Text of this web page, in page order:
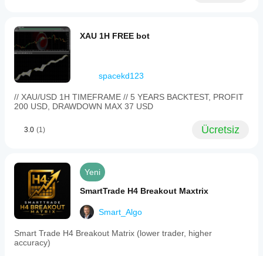
XAU 1H FREE bot
spacekd123
// XAU/USD 1H TIMEFRAME // 5 YEARS BACKTEST, PROFIT
200 USD, DRAWDOWN MAX 37 USD
3.0 (1) Ücretsiz
Yeni
SmartTrade H4 Breakout Maxtrix
Smart_Algo
Smart Trade H4 Breakout Matrix (lower trader, higher
accuracy)